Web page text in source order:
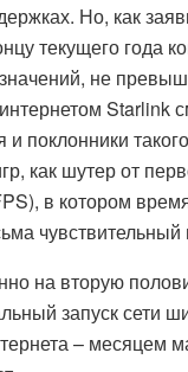
Но, как
текущего года
значений, не
Starlink
и поклонники
как шутер от
в котором
чувствительный
на вторую
запуск сети
– месяцем